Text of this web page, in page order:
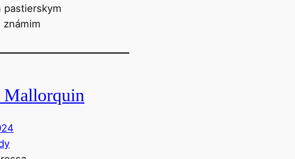
pastierskym
známim
Mallorquin